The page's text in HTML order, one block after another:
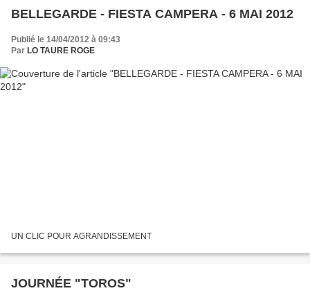
BELLEGARDE - FIESTA CAMPERA - 6 MAI 2012
Publié le 14/04/2012 à 09:43
Par LO TAURE ROGE
UN CLIC POUR AGRANDISSEMENT
JOURNÉE "TOROS"